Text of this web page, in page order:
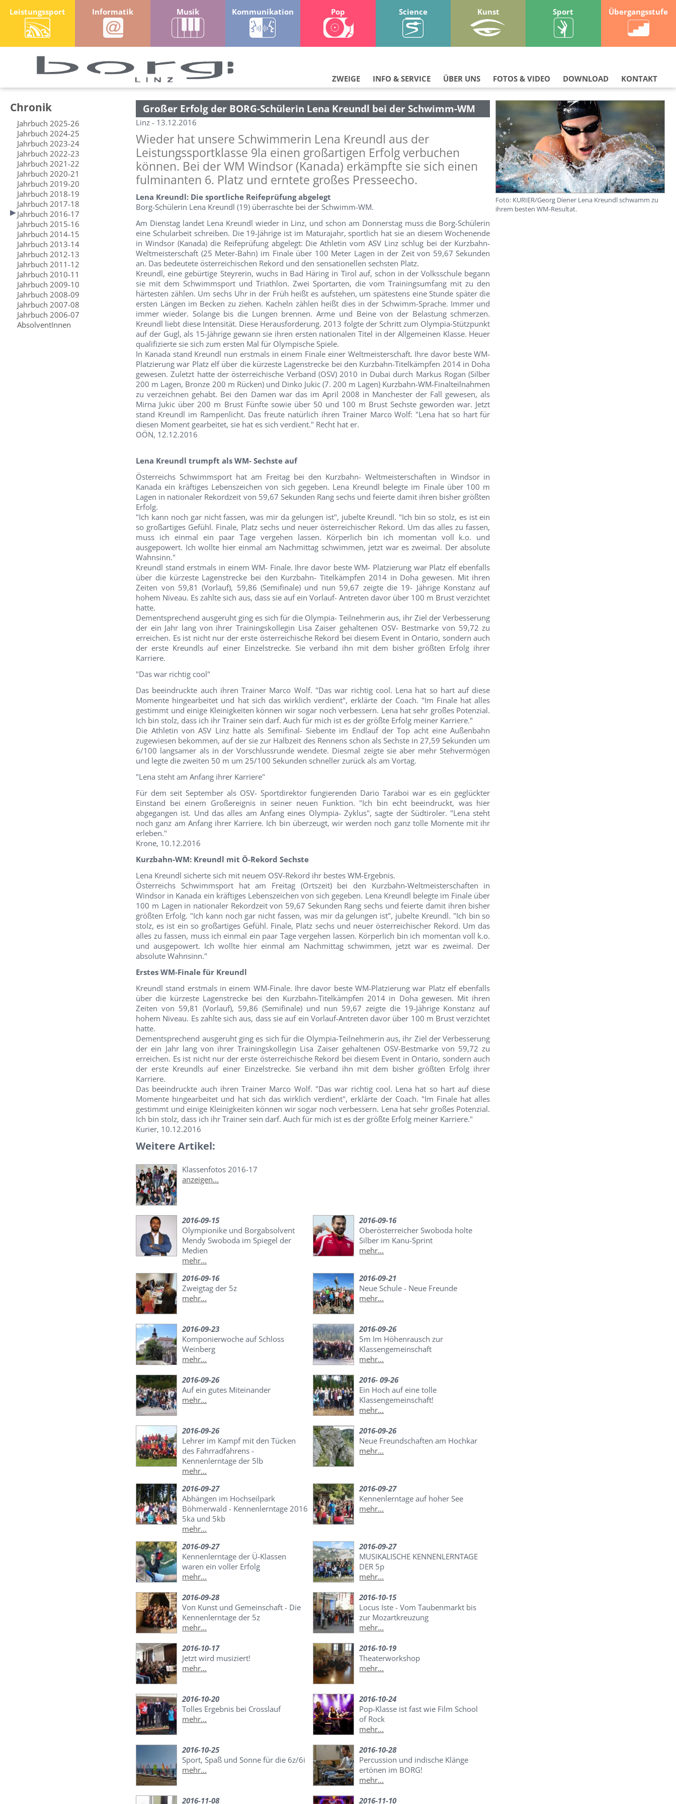
Leistungssport Informatik Musik Kommunikation Pop Science Kunst Sport Übergangsstufe
KONTAKT
DOWNLOAD
FOTOS & VIDEO
ÜBER UNS
INFO & SERVICE
ZWEIGE
Chronik
Jahrbuch 2025-26
Jahrbuch 2024-25
Jahrbuch 2023-24
Jahrbuch 2022-23
Jahrbuch 2021-22
Jahrbuch 2020-21
Jahrbuch 2019-20
Jahrbuch 2018-19
Jahrbuch 2017-18
Jahrbuch 2016-17
Jahrbuch 2015-16
Jahrbuch 2014-15
Jahrbuch 2013-14
Jahrbuch 2012-13
Jahrbuch 2011-12
Jahrbuch 2010-11
Jahrbuch 2009-10
Jahrbuch 2008-09
Jahrbuch 2007-08
Jahrbuch 2006-07
AbsolventInnen
Großer Erfolg der BORG-Schülerin Lena Kreundl bei der Schwimm-WM
Linz - 13.12.2016
Wieder hat unsere Schwimmerin Lena Kreundl aus der
Leistungssportklasse 9la einen großartigen Erfolg verbuchen
können. Bei der WM Windsor (Kanada) erkämpfte sie sich einen
fulminanten 6. Platz und erntete großes Presseecho.
Lena Kreundl: Die sportliche Reifeprüfung abgelegt
Borg-Schülerin Lena Kreundl (19) überraschte bei der Schwimm-WM.
Am Dienstag landet Lena Kreundl wieder in Linz, und schon am Donnerstag muss die Borg-Schülerin
eine Schularbeit schreiben. Die 19-Jährige ist im Maturajahr, sportlich hat sie an diesem Wochenende
in Windsor (Kanada) die Reifeprüfung abgelegt: Die Athletin vom ASV Linz schlug bei der Kurzbahn-
Weltmeisterschaft (25 Meter-Bahn) im Finale über 100 Meter Lagen in der Zeit von 59,67 Sekunden
an. Das bedeutete österreichischen Rekord und den sensationellen sechsten Platz.
Kreundl, eine gebürtige Steyrerin, wuchs in Bad Häring in Tirol auf, schon in der Volksschule begann
sie mit dem Schwimmsport und Triathlon. Zwei Sportarten, die vom Trainingsumfang mit zu den
härtesten zählen. Um sechs Uhr in der Früh heißt es aufstehen, um spätestens eine Stunde später die
ersten Längen im Becken zu ziehen. Kacheln zählen heißt dies in der Schwimm-Sprache. Immer und
immer wieder. Solange bis die Lungen brennen. Arme und Beine von der Belastung schmerzen.
Kreundl liebt diese Intensität. Diese Herausforderung. 2013 folgte der Schritt zum Olympia-Stützpunkt
auf der Gugl, als 15-Jährige gewann sie ihren ersten nationalen Titel in der Allgemeinen Klasse. Heuer
qualifizierte sie sich zum ersten Mal für Olympische Spiele.
In Kanada stand Kreundl nun erstmals in einem Finale einer Weltmeisterschaft. Ihre davor beste WM-
Platzierung war Platz elf über die kürzeste Lagenstrecke bei den Kurzbahn-Titelkämpfen 2014 in Doha
gewesen. Zuletzt hatte der österreichische Verband (OSV) 2010 in Dubai durch Markus Rogan (Silber
200 m Lagen, Bronze 200 m Rücken) und Dinko Jukic (7. 200 m Lagen) Kurzbahn-WM-Finalteilnahmen
zu verzeichnen gehabt. Bei den Damen war das im April 2008 in Manchester der Fall gewesen, als
Mirna Jukic über 200 m Brust Fünfte sowie über 50 und 100 m Brust Sechste geworden war. Jetzt
stand Kreundl im Rampenlicht. Das freute natürlich ihren Trainer Marco Wolf: "Lena hat so hart für
diesen Moment gearbeitet, sie hat es sich verdient." Recht hat er.
OÖN, 12.12.2016
Lena Kreundl trumpft als WM- Sechste auf
Österreichs Schwimmsport hat am Freitag bei den Kurzbahn- Weltmeisterschaften in Windsor in
Kanada ein kräftiges Lebenszeichen von sich gegeben. Lena Kreundl belegte im Finale über 100 m
Lagen in nationaler Rekordzeit von 59,67 Sekunden Rang sechs und feierte damit ihren bisher größten
Erfolg.
"Ich kann noch gar nicht fassen, was mir da gelungen ist", jubelte Kreundl. "Ich bin so stolz, es ist ein
so großartiges Gefühl. Finale, Platz sechs und neuer österreichischer Rekord. Um das alles zu fassen,
muss ich einmal ein paar Tage vergehen lassen. Körperlich bin ich momentan voll k.o. und
ausgepowert. Ich wollte hier einmal am Nachmittag schwimmen, jetzt war es zweimal. Der absolute
Wahnsinn."
Kreundl stand erstmals in einem WM- Finale. Ihre davor beste WM- Platzierung war Platz elf ebenfalls
über die kürzeste Lagenstrecke bei den Kurzbahn- Titelkämpfen 2014 in Doha gewesen. Mit ihren
Zeiten von 59,81 (Vorlauf), 59,86 (Semifinale) und nun 59,67 zeigte die 19- Jährige Konstanz auf
hohem Niveau. Es zahlte sich aus, dass sie auf ein Vorlauf- Antreten davor über 100 m Brust verzichtet
hatte.
Dementsprechend ausgeruht ging es sich für die Olympia- Teilnehmerin aus, ihr Ziel der Verbesserung
der ein Jahr lang von ihrer Trainingskollegin Lisa Zaiser gehaltenen OSV- Bestmarke von 59,72 zu
erreichen. Es ist nicht nur der erste österreichische Rekord bei diesem Event in Ontario, sondern auch
der erste Kreundls auf einer Einzelstrecke. Sie verband ihn mit dem bisher größten Erfolg ihrer
Karriere.
"Das war richtig cool"
Das beeindruckte auch ihren Trainer Marco Wolf. "Das war richtig cool. Lena hat so hart auf diese
Momente hingearbeitet und hat sich das wirklich verdient", erklärte der Coach. "Im Finale hat alles
gestimmt und einige Kleinigkeiten können wir sogar noch verbessern. Lena hat sehr großes Potenzial.
Ich bin stolz, dass ich ihr Trainer sein darf. Auch für mich ist es der größte Erfolg meiner Karriere."
Die Athletin von ASV Linz hatte als Semifinal- Siebente im Endlauf der Top acht eine Außenbahn
zugewiesen bekommen, auf der sie zur Halbzeit des Rennens schon als Sechste in 27,59 Sekunden um
6/100 langsamer als in der Vorschlussrunde wendete. Diesmal zeigte sie aber mehr Stehvermögen
und legte die zweiten 50 m um 25/100 Sekunden schneller zurück als am Vortag.
"Lena steht am Anfang ihrer Karriere"
Für dem seit September als OSV- Sportdirektor fungierenden Dario Taraboi war es ein geglückter
Einstand bei einem Großereignis in seiner neuen Funktion. "Ich bin echt beeindruckt, was hier
abgegangen ist. Und das alles am Anfang eines Olympia- Zyklus", sagte der Südtiroler. "Lena steht
noch ganz am Anfang ihrer Karriere. Ich bin überzeugt, wir werden noch ganz tolle Momente mit ihr
erleben."
Krone, 10.12.2016
Kurzbahn-WM: Kreundl mit Ö-Rekord Sechste
Lena Kreundl sicherte sich mit neuem OSV-Rekord ihr bestes WM-Ergebnis.
Österreichs Schwimmsport hat am Freitag (Ortszeit) bei den Kurzbahn-Weltmeisterschaften in
Windsor in Kanada ein kräftiges Lebenszeichen von sich gegeben. Lena Kreundl belegte im Finale über
100 m Lagen in nationaler Rekordzeit von 59,67 Sekunden Rang sechs und feierte damit ihren bisher
größten Erfolg. "Ich kann noch gar nicht fassen, was mir da gelungen ist", jubelte Kreundl. "Ich bin so
stolz, es ist ein so großartiges Gefühl. Finale, Platz sechs und neuer österreichischer Rekord. Um das
alles zu fassen, muss ich einmal ein paar Tage vergehen lassen. Körperlich bin ich momentan voll k.o.
und ausgepowert. Ich wollte hier einmal am Nachmittag schwimmen, jetzt war es zweimal. Der
absolute Wahnsinn."
Erstes WM-Finale für Kreundl
Kreundl stand erstmals in einem WM-Finale. Ihre davor beste WM-Platzierung war Platz elf ebenfalls
über die kürzeste Lagenstrecke bei den Kurzbahn-Titelkämpfen 2014 in Doha gewesen. Mit ihren
Zeiten von 59,81 (Vorlauf), 59,86 (Semifinale) und nun 59,67 zeigte die 19-Jährige Konstanz auf
hohem Niveau. Es zahlte sich aus, dass sie auf ein Vorlauf-Antreten davor über 100 m Brust verzichtet
hatte.
Dementsprechend ausgeruht ging es sich für die Olympia-Teilnehmerin aus, ihr Ziel der Verbesserung
der ein Jahr lang von ihrer Trainingskollegin Lisa Zaiser gehaltenen OSV-Bestmarke von 59,72 zu
erreichen. Es ist nicht nur der erste österreichische Rekord bei diesem Event in Ontario, sondern auch
der erste Kreundls auf einer Einzelstrecke. Sie verband ihn mit dem bisher größten Erfolg ihrer
Karriere.
Das beeindruckte auch ihren Trainer Marco Wolf. "Das war richtig cool. Lena hat so hart auf diese
Momente hingearbeitet und hat sich das wirklich verdient", erklärte der Coach. "Im Finale hat alles
gestimmt und einige Kleinigkeiten können wir sogar noch verbessern. Lena hat sehr großes Potenzial.
Ich bin stolz, dass ich ihr Trainer sein darf. Auch für mich ist es der größte Erfolg meiner Karriere."
Kurier, 10.12.2016
Weitere Artikel:
Klassenfotos 2016-17
anzeigen...
2016-09-15
Olympionike und Borgabsolvent
Mendy Swoboda im Spiegel der
Medien
mehr...
2016-09-16
Oberösterreicher Swoboda holte
Silber im Kanu-Sprint
mehr...
2016-09-16
Zweigtag der 5z
mehr...
2016-09-21
Neue Schule - Neue Freunde
mehr...
2016-09-23
Komponierwoche auf Schloss
Weinberg
mehr...
2016-09-26
5m Im Höhenrausch zur
Klassengemeinschaft
mehr...
2016-09-26
Auf ein gutes Miteinander
mehr...
2016- 09-26
Ein Hoch auf eine tolle
Klassengemeinschaft!
mehr...
2016-09-26
Lehrer im Kampf mit den Tücken
des Fahrradfahrens -
Kennenlerntage der 5lb
mehr...
2016-09-26
Neue Freundschaften am Hochkar
mehr...
2016-09-27
Abhängen im Hochseilpark
Böhmerwald - Kennenlerntage 2016
5ka und 5kb
mehr...
2016-09-27
Kennenlerntage auf hoher See
mehr...
2016-09-27
Kennenlerntage der Ü-Klassen
waren ein voller Erfolg
mehr...
2016-09-27
MUSIKALISCHE KENNENLERNTAGE
DER 5p
mehr...
2016-09-28
Von Kunst und Gemeinschaft - Die
Kennenlerntage der 5z
mehr...
2016-10-15
Locus Iste - Vom Taubenmarkt bis
zur Mozartkreuzung
mehr...
2016-10-17
Jetzt wird musiziert!
mehr...
2016-10-19
Theaterworkshop
mehr...
2016-10-20
Tolles Ergebnis bei Crosslauf
mehr...
2016-10-24
Pop-Klasse ist fast wie Film School
of Rock
mehr...
2016-10-25
Sport, Spaß und Sonne für die 6z/6i
mehr...
2016-10-28
Percussion und indische Klänge
ertönen im BORG!
mehr...
2016-11-08 2016-11-10
Foto: KURIER/Georg Diener Lena Kreundl schwamm zu
ihrem besten WM-Resultat.